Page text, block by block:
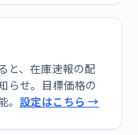
と、在庫速報の配
らせ。目標価格の
設定はこちら →